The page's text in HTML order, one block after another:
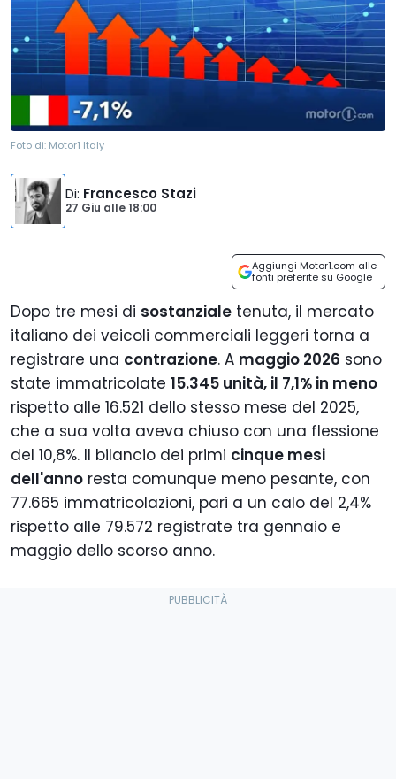
Foto di: Motor1 Italy
Di: Francesco Stazi
27 Giu alle18:00
Aggiungi Motor1.com alle
fonti preferite su Google
Dopo tre mesi di sostanziale tenuta, il mercato
italiano dei veicoli commerciali leggeri torna a
registrare una contrazione. A maggio 2026 sono
state immatricolate 15.345 unità, il 7,1% in meno
rispetto alle 16.521 dello stesso mese del 2025,
che a sua volta aveva chiuso con una flessione
del 10,8%. Il bilancio dei primi cinque mesi
dell'anno resta comunque meno pesante, con
77.665 immatricolazioni, pari a un calo del 2,4%
rispetto alle 79.572 registrate tra gennaio e
maggio dello scorso anno.